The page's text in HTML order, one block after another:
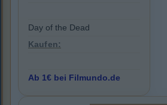
Day of the Dead
Kaufen:
Ab 1€ bei Filmundo.de